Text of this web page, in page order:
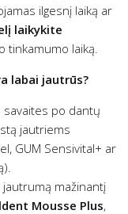
ilgesnį laiką ar
laikykite
tinkamumo laiką.
labai jautrūs?
savaites po dantų
jautriems
GUM Sensivital+ ar
mažinantį
Mousse Plus,